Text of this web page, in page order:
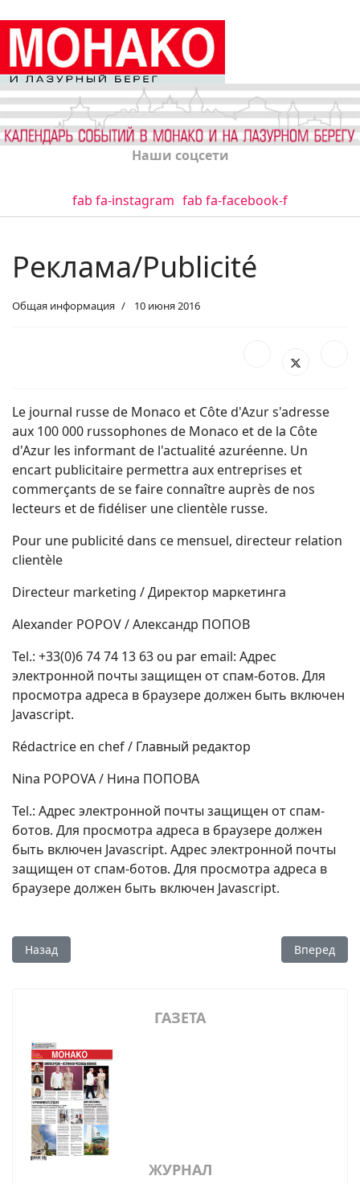
Наши соцсети
fab fa-instagram fab fa-facebook-f
Реклама/Publicité
Общая информация 10 июня 2016
Le journal russe de Monaco et Côte d'Azur s'adresse
aux 100 000 russophones de Monaco et de la Côte
d'Azur les informant de l'actualité azuréenne. Un
encart publicitaire permettra aux entreprises et
commerçants de se faire connaître auprès de nos
lecteurs et de fidéliser une clientèle russe.
Pour une publicité dans ce mensuel, directeur relation
clientèle
Directeur marketing / Директор маркетинга
Alexander POPOV / Александр ПОПОВ
Tel.: +33(0)6 74 74 13 63 ou par email: Адрес
электронной почты защищен от спам-ботов. Для
просмотра адреса в браузере должен быть включен
Javascript.
Rédactrice en chef / Главный редактор
Nina POPOVA / Нина ПОПОВА
Tel.: Адрес электронной почты защищен от спам-
ботов. Для просмотра адреса в браузере должен
быть включен Javascript. Адрес электронной почты
защищен от спам-ботов. Для просмотра адреса в
браузере должен быть включен Javascript.
Предыдущий: Контакты
Назад Вперед
ГАЗЕТА
ЖУРНАЛ